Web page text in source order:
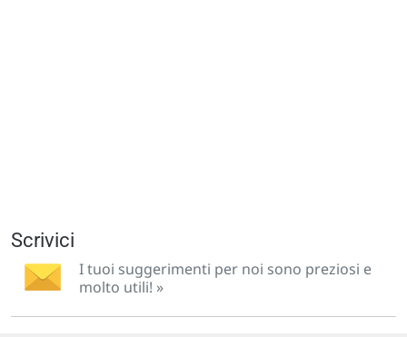
Scrivici
I tuoi suggerimenti per noi sono preziosi e
molto utili! »